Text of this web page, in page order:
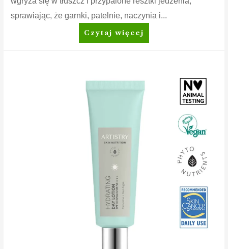
sprawiając, że garnki, patelnie, naczynia i...
Dish
Drops™
mycia
naczyń
Czytaj więcej